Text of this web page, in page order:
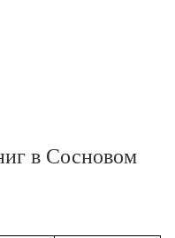
в Сосновом